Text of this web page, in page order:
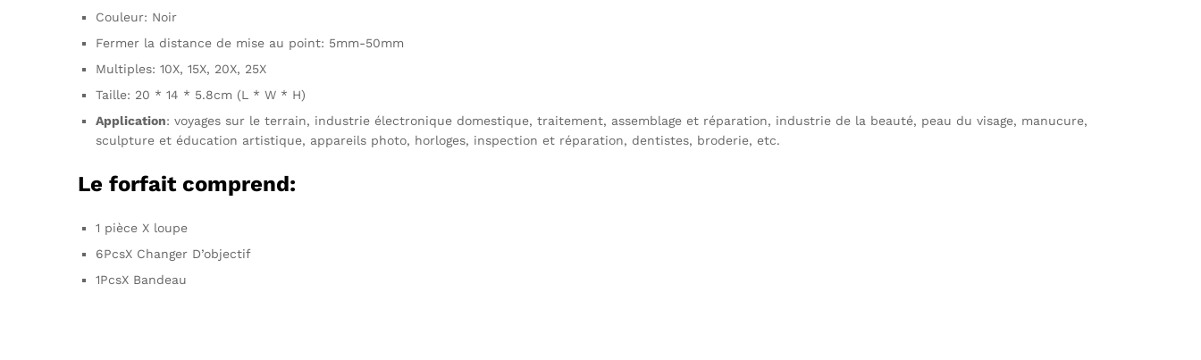
Couleur: Noir
Fermer la distance de mise au point: 5mm-50mm
Multiples: 10X, 15X, 20X, 25X
Taille: 20 * 14 * 5.8cm (L * W * H)
Application: voyages sur le terrain, industrie électronique domestique, traitement, assemblage et réparation, industrie de la beauté, peau du visage, manucure,
sculpture et éducation artistique, appareils photo, horloges, inspection et réparation, dentistes, broderie, etc.
Le forfait comprend:
1 pièce X loupe
6PcsX Changer D’objectif
1PcsX Bandeau